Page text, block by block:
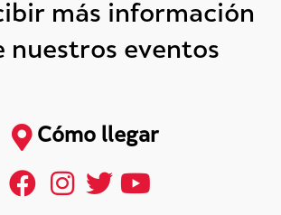
más información
nuestros eventos
Cómo llegar